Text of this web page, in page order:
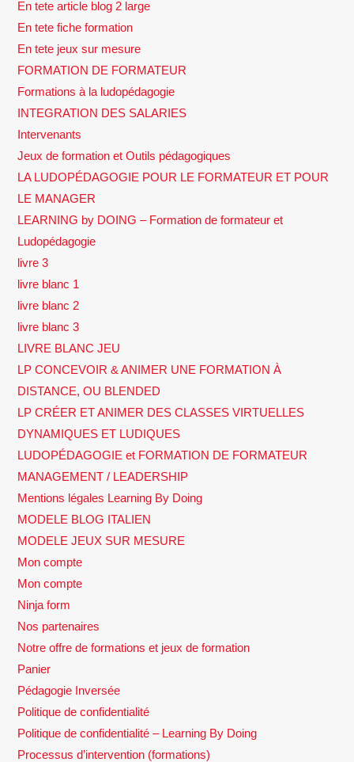
En tete article blog 2 large
En tete fiche formation
En tete jeux sur mesure
FORMATION DE FORMATEUR
Formations à la ludopédagogie
INTEGRATION DES SALARIES
Intervenants
Jeux de formation et Outils pédagogiques
LA LUDOPÉDAGOGIE POUR LE FORMATEUR ET POUR
LE MANAGER
LEARNING by DOING – Formation de formateur et
Ludopédagogie
livre 3
livre blanc 1
livre blanc 2
livre blanc 3
LIVRE BLANC JEU
LP CONCEVOIR & ANIMER UNE FORMATION À
DISTANCE, OU BLENDED
LP CRÉER ET ANIMER DES CLASSES VIRTUELLES
DYNAMIQUES ET LUDIQUES
LUDOPÉDAGOGIE et FORMATION DE FORMATEUR
MANAGEMENT / LEADERSHIP
Mentions légales Learning By Doing
MODELE BLOG ITALIEN
MODELE JEUX SUR MESURE
Mon compte
Mon compte
Ninja form
Nos partenaires
Notre offre de formations et jeux de formation
Panier
Pédagogie Inversée
Politique de confidentialité
Politique de confidentialité – Learning By Doing
Processus d’intervention (formations)